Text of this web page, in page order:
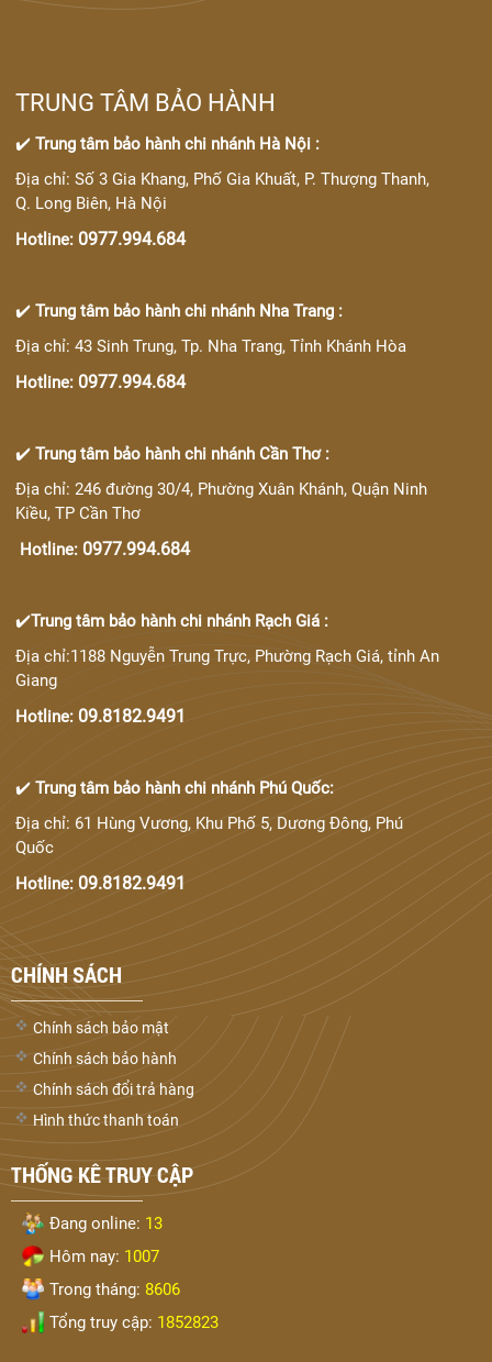
TRUNG TÂM BẢO HÀNH
✔️Trung tâm bảo hành chi nhánh Hà Nội :
Địa chỉ: Số 3 Gia Khang, Phố Gia Khuất, P. Thượng Thanh,
Q. Long Biên, Hà Nội
Hotline: 0977.994.684
✔️Trung tâm bảo hành chi nhánh Nha Trang :
Địa chỉ: 43 Sinh Trung, Tp. Nha Trang, Tỉnh Khánh Hòa
Hotline: 0977.994.684
✔️Trung tâm bảo hành chi nhánh Cần Thơ :
Địa chỉ: 246 đường 30/4, Phường Xuân Khánh, Quận Ninh
Kiều, TP Cần Thơ
Hotline: 0977.994.684
✔️Trung tâm bảo hành chi nhánh Rạch Giá :
Địa chỉ:1188 Nguyễn Trung Trực, Phường Rạch Giá, tỉnh An
Giang
Hotline: 09.8182.9491
✔️Trung tâm bảo hành chi nhánh Phú Quốc:
Địa chỉ: 61 Hùng Vương, Khu Phố 5, Dương Đông, Phú
Quốc
Hotline: 09.8182.9491
CHÍNH SÁCH
Chính sách bảo mật
Chính sách bảo hành
Chính sách đổi trả hàng
Hình thức thanh toán
THỐNG KÊ TRUY CẬP
Đang online: 13
Hôm nay: 1007
Trong tháng: 8606
Tổng truy cập: 1852823